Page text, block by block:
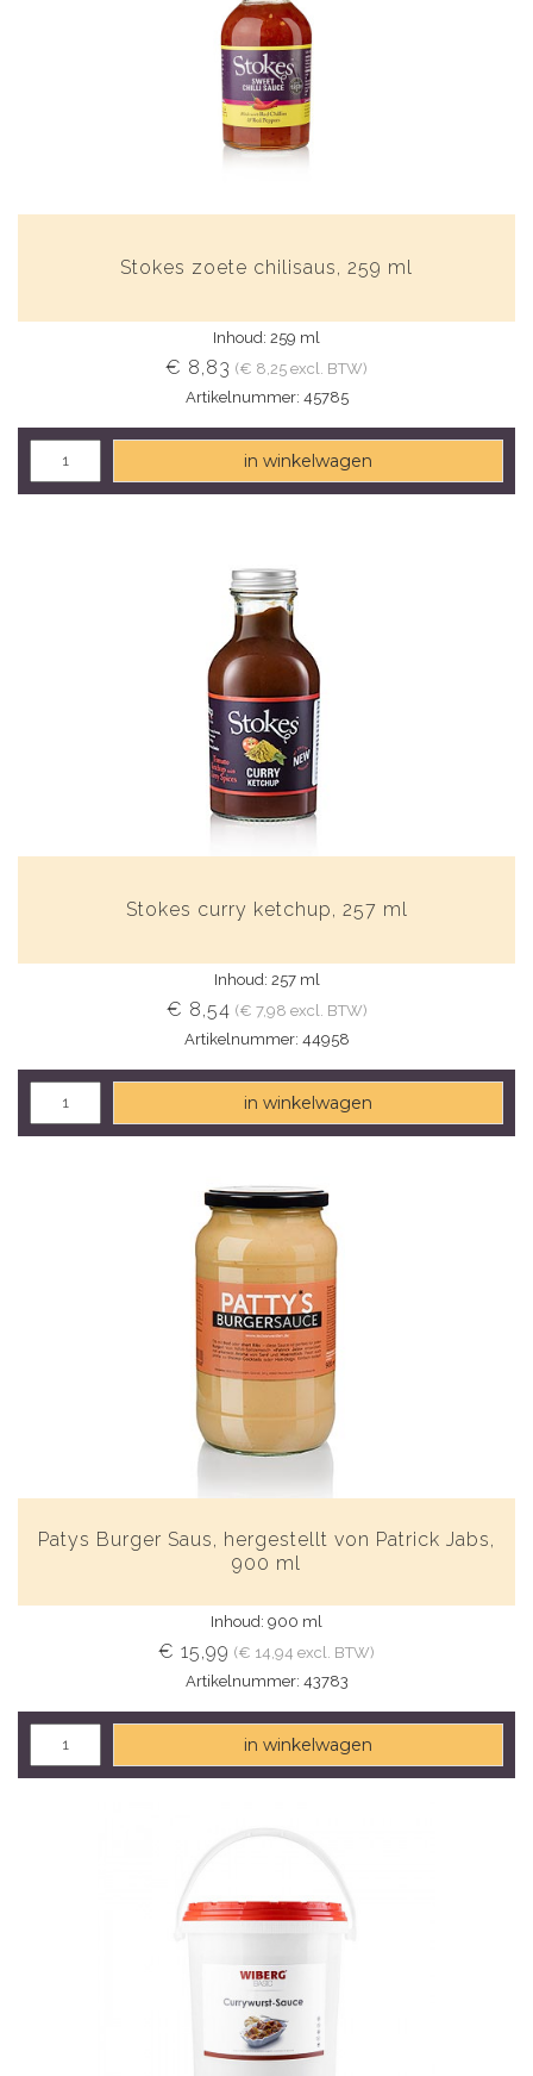
Stokes zoete chilisaus, 259 ml
Inhoud: 259 ml
€ 8,83 (€ 8,25 excl. BTW)
Artikelnummer: 45785
in winkelwagen
Stokes curry ketchup, 257 ml
Inhoud: 257 ml
€ 8,54 (€ 7,98 excl. BTW)
Artikelnummer: 44958
in winkelwagen
Patys Burger Saus, hergestellt von Patrick Jabs,
900 ml
Inhoud: 900 ml
€ 15,99 (€ 14,94 excl. BTW)
Artikelnummer: 43783
in winkelwagen